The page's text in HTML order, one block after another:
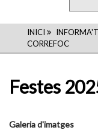
INICI INFORMA'T
CORREFOC
Festes
Galeria d'imatges